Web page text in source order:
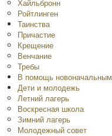
Хайльбронн
Ройтлинген
Таинства
Причастие
Крещение
Венчание
Требы
В помощь новоначальным
Дети и молодежь
Летний лагерь
Воскресная школа
Зимний лагерь
Молодежный совет